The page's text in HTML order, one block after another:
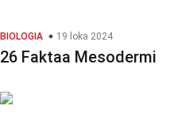
BIOLOGIA 19 loka 2024
26 Faktaa Mesodermi